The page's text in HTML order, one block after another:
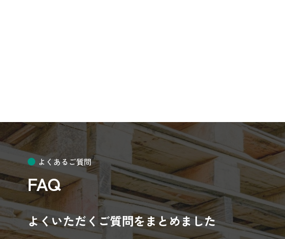
よくあるご質問
FAQ
よくいただくご質問をまとめました